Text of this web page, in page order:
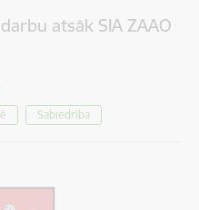
atsāk SIA ZAAO
Sabiedrība